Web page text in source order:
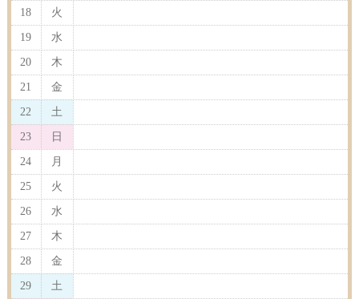
18 火
19 水
20 木
21 金
22 土
23 日
24 月
25 火
26 水
27 木
28 金
29 土